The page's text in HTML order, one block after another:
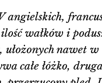
angielskich,
wałków i
nawet w
całe łóżko,